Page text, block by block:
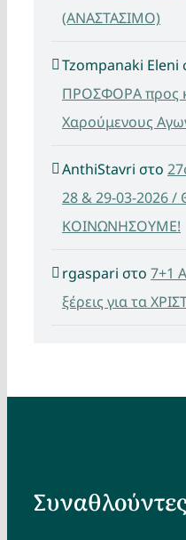
(ΑΝΑΣΤΑΣΙΜΟ)
Tzompanaki Eleni
ΠΡΟΣΦΟΡΑ προς
Χαρούμενους
AnthiStavri στο
28 & 29-03-2026
ΚΟΙΝΩΝΗΣΟΥΜΕ!
rgaspari στο 7+1
ξέρεις για τα
Συναθλούντες